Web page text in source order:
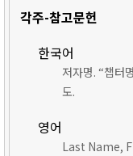
각주-참고문헌
한국어
저자명. “챕터
도.
영어
Last Name,